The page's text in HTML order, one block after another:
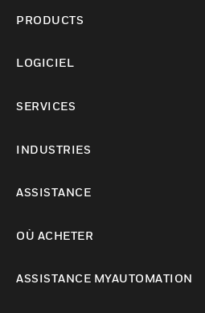
PRODUCTS
LOGICIEL
SERVICES
INDUSTRIES
ASSISTANCE
OÙ ACHETER
ASSISTANCE MYAUTOMATION